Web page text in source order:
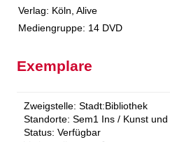
Verlag: Köln, Alive
Mediengruppe: 14 DVD
Exemplare
Zweigstelle: Stadt:Bibliothek
Standorte: Sem1 Ins / Kunst
Status: Verfügbar